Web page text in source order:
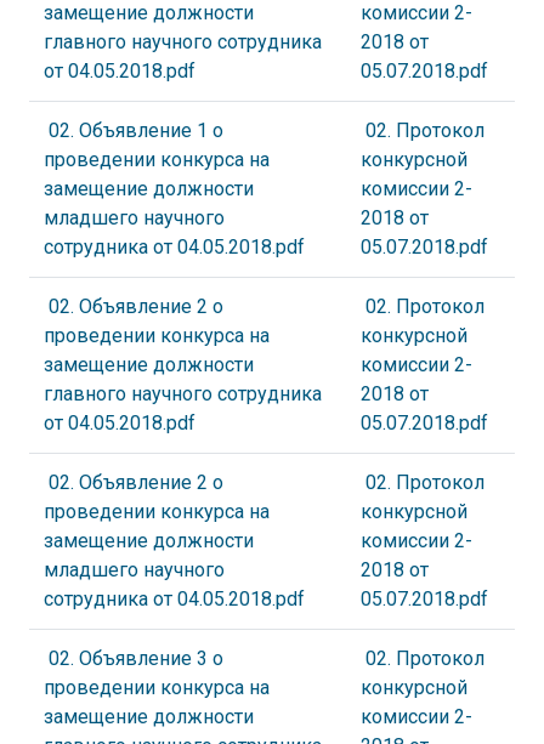
замещение должности
главного научного сотрудника
от 04.05.2018.pdf
комиссии 2-
2018 от
05.07.2018.pdf
02. Объявление 1 о
проведении конкурса на
замещение должности
младшего научного
сотрудника от 04.05.2018.pdf
02. Протокол
конкурсной
комиссии 2-
2018 от
05.07.2018.pdf
02. Объявление 2 о
проведении конкурса на
замещение должности
главного научного сотрудника
от 04.05.2018.pdf
02. Протокол
конкурсной
комиссии 2-
2018 от
05.07.2018.pdf
02. Объявление 2 о
проведении конкурса на
замещение должности
младшего научного
сотрудника от 04.05.2018.pdf
02. Протокол
конкурсной
комиссии 2-
2018 от
05.07.2018.pdf
02. Объявление 3 о
проведении конкурса на
замещение должности
02. Протокол
конкурсной
комиссии 2-